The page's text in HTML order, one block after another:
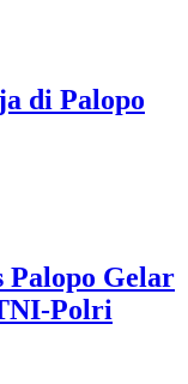
di Palopo
Palopo Gelar
Polri